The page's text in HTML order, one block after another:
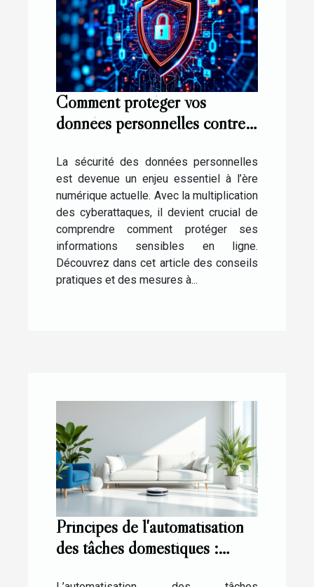
Comment protéger vos
données personnelles contre
La sécurité des données personnelles
est devenue un enjeu essentiel à l’ère
numérique actuelle. Avec la multiplication
des cyberattaques, il devient crucial de
comprendre comment protéger ses
informations sensibles en ligne.
Découvrez dans cet article des conseils
pratiques et des mesures à...
Principes de l'automatisation
des tâches domestiques :